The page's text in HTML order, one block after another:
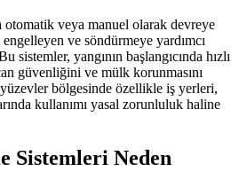
otomatik veya manuel olarak devreye
engelleyen ve söndürmeye yardımcı
sistemler, yangının başlangıcında hızlı
güvenliğini ve mülk korunmasını
bölgesinde özellikle iş yerleri,
kullanımı yasal zorunluluk haline
Sistemleri Neden